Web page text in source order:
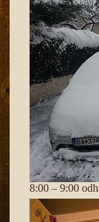
8:00 – 9:00